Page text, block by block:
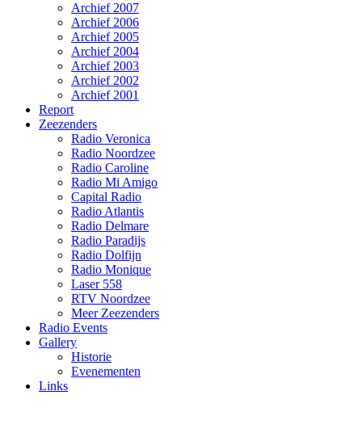
Archief 2007
Archief 2006
Archief 2005
Archief 2004
Archief 2003
Archief 2002
Archief 2001
Report
Zeezenders
Radio Veronica
Radio Noordzee
Radio Caroline
Radio Mi Amigo
Capital Radio
Radio Atlantis
Radio Delmare
Radio Paradijs
Radio Dolfijn
Radio Monique
Laser 558
RTV Noordzee
Meer Zeezenders
Radio Events
Gallery
Historie
Evenementen
Links